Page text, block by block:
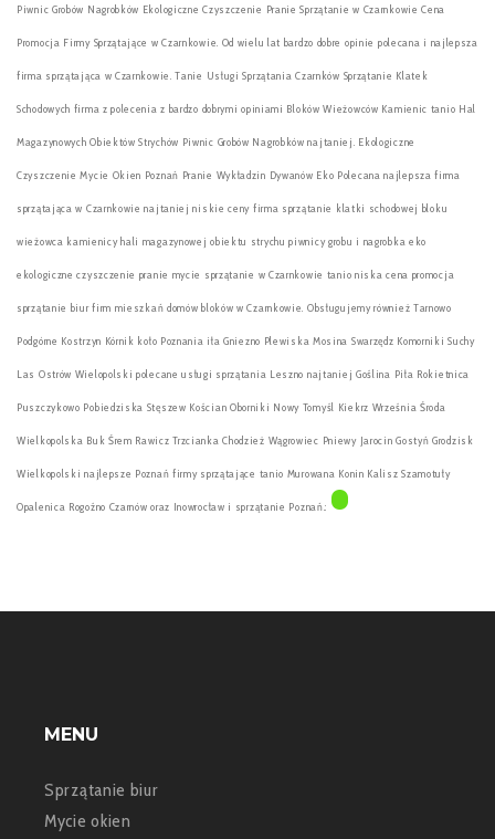
Piwnic Grobów Nagrobków Ekologiczne Czyszczenie Pranie Sprzątanie w Czarnkowie Cena
Promocja Firmy Sprzątające w Czarnkowie. Od wielu lat bardzo dobre opinie polecana i najlepsza
firma sprzątająca w Czarnkowie. Tanie Usługi Sprzątania Czarnków Sprzątanie Klatek
Schodowych firma z polecenia z bardzo dobrymi opiniami Bloków Wieżowców Kamienic tanio Hal
Magazynowych Obiektów Strychów Piwnic Grobów Nagrobków najtaniej. Ekologiczne
Czyszczenie Mycie Okien Poznań Pranie Wykładzin Dywanów Eko Polecana najlepsza firma
sprzątająca w Czarnkowie najtaniej niskie ceny firma sprzątanie klatki schodowej bloku
wieżowca kamienicy hali magazynowej obiektu strychu piwnicy grobu i nagrobka eko
ekologiczne czyszczenie pranie mycie sprzątanie w Czarnkowie tanio niska cena promocja
sprzątanie biur firm mieszkań domów bloków w Czarnkowie. Obsługujemy również Tarnowo
Podgórne Kostrzyn Kórnik koło Poznania iła Gniezno Plewiska Mosina Swarzędz Komorniki Suchy
Las Ostrów Wielopolski polecane usługi sprzątania Leszno najtaniej Goślina Piła Rokietnica
Puszczykowo Pobiedziska Stęszew Kościan Oborniki Nowy Tomyśl Kiekrz Września Środa
Wielkopolska Buk Śrem Rawicz Trzcianka Chodzież Wągrowiec Pniewy Jarocin Gostyń Grodzisk
Wielkopolski najlepsze Poznań firmy sprzątające tanio Murowana Konin Kalisz Szamotuły
Opalenica Rogoźno Czarnów oraz Inowrocław i sprzątanie Poznań.:
MENU
Sprzątanie biur
Mycie okien